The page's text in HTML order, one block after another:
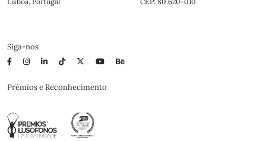
Siga-nos
Prémios e Reconhecimento